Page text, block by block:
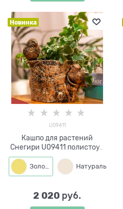
Новинка
U09411
Кашпо для растений
Снегири U09411 полистоун
высота 21 см
Золото
2 020 руб.